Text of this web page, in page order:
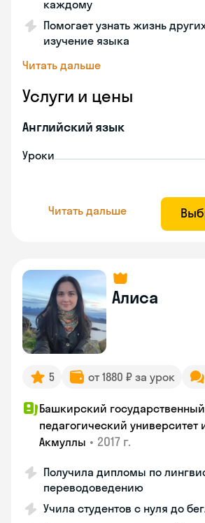
каждому
Помогает узнать жизнь
изучение языка
Читать дальше
Услуги и цены
Английский язык
Уроки
Читать дальше
Алиса
5 от 1880 ₽ за урок
Башкирский государственный
педагогический университет
Акмуллы • 2017 г.
Получила дипломы по
переводоведению
Учила студентов с нуля до